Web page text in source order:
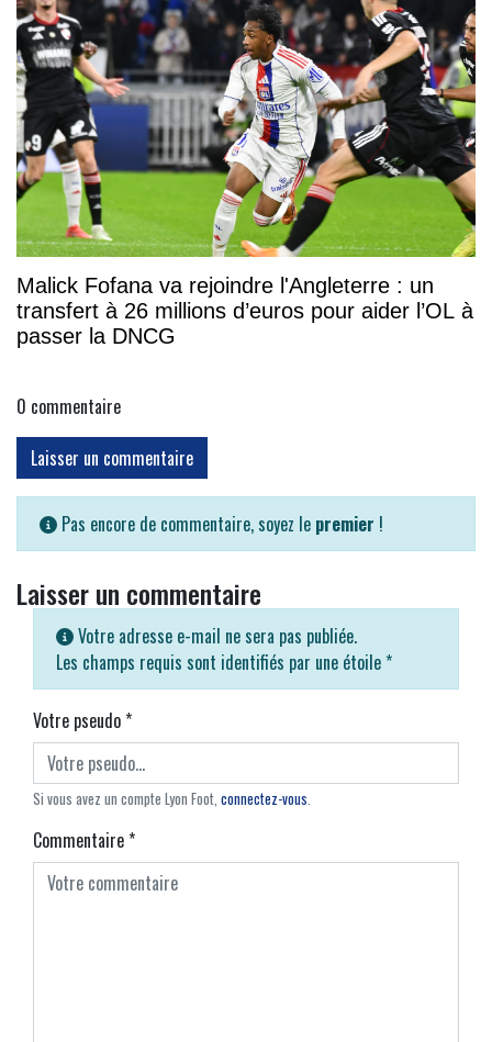
Malick Fofana va rejoindre l'Angleterre : un
transfert à 26 millions d’euros pour aider l’OL à
passer la DNCG
0 commentaire
Laisser un commentaire
Pas encore de commentaire, soyez le premier !
Laisser un commentaire
Votre adresse e-mail ne sera pas publiée.
Les champs requis sont identifiés par une étoile *
Votre pseudo*
Si vous avez un compte Lyon Foot, connectez-vous.
Commentaire*